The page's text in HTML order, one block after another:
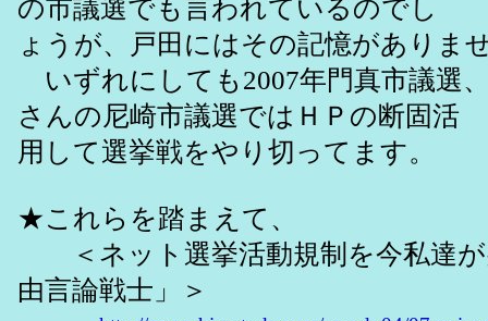
の市議選でも言われているのでし
ょうが、戸田にはその記憶がありま
いずれにしても2007年門真市議選
さんの尼崎市議選ではＨＰの断固活
用して選挙戦をやり切ってます。
★これらを踏まえて、
＜ネット選挙活動規制を今私達が
由言論戦士」＞